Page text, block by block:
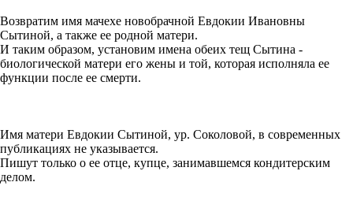
Возвратим имя мачехе новобрачной Евдокии Ивановны
Сытиной, а также ее родной матери.
И таким образом, установим имена обеих тещ Сытина -
биологической матери его жены и той, которая исполняла ее
функции после ее смерти.
Имя матери Евдокии Сытиной, ур. Соколовой, в современных
публикациях не указывается.
Пишут только о ее отце, купце, занимавшемся кондитерским
делом.